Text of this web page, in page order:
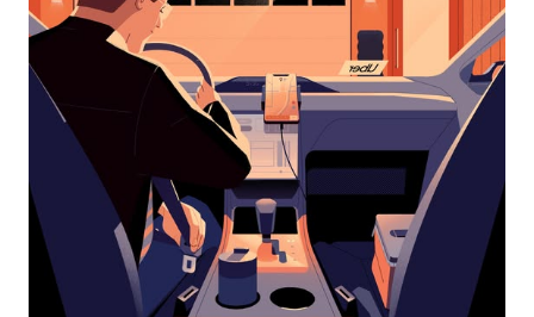
Trykk
på
Esc-
knappen
kalenderen.